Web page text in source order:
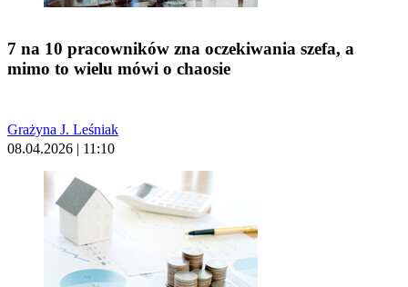
7 na 10 pracowników zna oczekiwania szefa, a
mimo to wielu mówi o chaosie
Grażyna J. Leśniak
08.04.2026 | 11:10